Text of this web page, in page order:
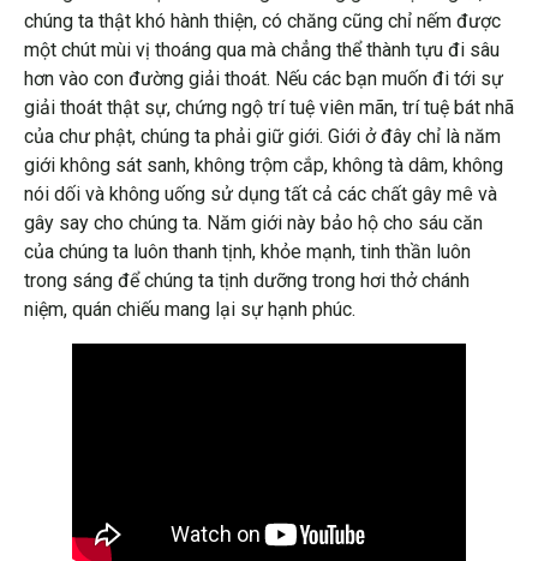
chúng ta thật khó hành thiện, có chăng cũng chỉ nếm được
một chút mùi vị thoáng qua mà chẳng thể thành tựu đi sâu
hơn vào con đường giải thoát. Nếu các bạn muốn đi tới sự
giải thoát thật sự, chứng ngộ trí tuệ viên mãn, trí tuệ bát nhã
của chư phật, chúng ta phải giữ giới. Giới ở đây chỉ là năm
giới không sát sanh, không trộm cắp, không tà dâm, không
nói dối và không uống sử dụng tất cả các chất gây mê và
gây say cho chúng ta. Năm giới này bảo hộ cho sáu căn
của chúng ta luôn thanh tịnh, khỏe mạnh, tinh thần luôn
trong sáng để chúng ta tịnh dưỡng trong hơi thở chánh
niệm, quán chiếu mang lại sự hạnh phúc.